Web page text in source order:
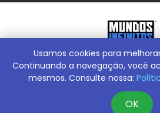
Mundos Infinitos - Publicações e
Publicações e Assinaturas Ltda.
Conheça nossa Loja Física:Rua
Usamos cookies para
Continuando a navegação, você
mesmos. Consulte nossa:
OK